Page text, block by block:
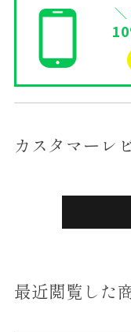
＼
カスタマーレ
最近閲覧した